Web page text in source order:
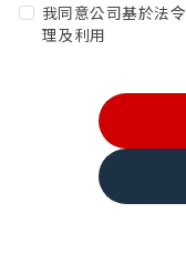
我同意公司基於法
理及利用